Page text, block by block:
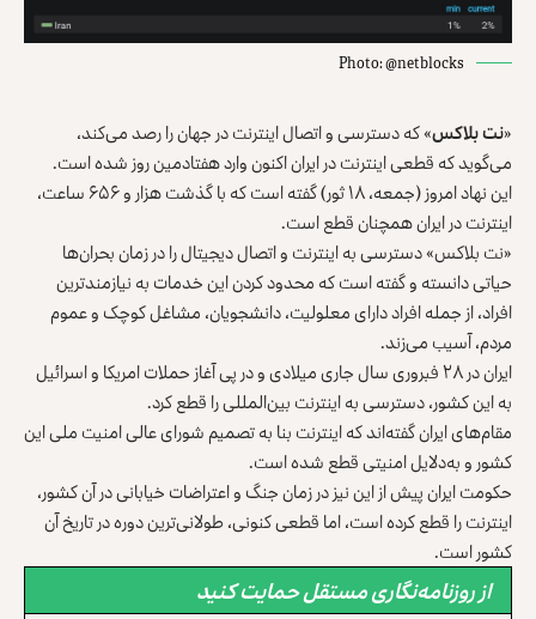
Photo: @netblocks
«نت بلاکس» که دسترسی و اتصال اینترنت در جهان را رصد می‌کند،
می‌گوید که قطعی اینترنت در ایران اکنون وارد هفتادمین روز شده است.
این نهاد امروز (جمعه، ۱۸ ثور) گفته است که با گذشت هزار و ۶۵۶ ساعت،
اینترنت در ایران همچنان قطع است.
«نت بلاکس» دسترسی به اینترنت و اتصال دیجیتال را در زمان بحران‌ها
حیاتی دانسته و گفته است که محدود کردن این خدمات به نیازمندترین
افراد، از جمله افراد دارای معلولیت، دانشجویان، مشاغل کوچک و عموم
مردم، آسیب می‌زند.
ایران در ۲۸ فبروری سال جاری میلادی و در پی آغاز حملات امریکا و اسرائیل
به این کشور، دسترسی به اینترنت بین‌المللی را قطع کرد.
مقام‌های ایران گفته‌اند که اینترنت بنا به تصمیم شورای عالی امنیت ملی این
کشور و به‌دلایل امنیتی قطع شده است.
حکومت ایران پیش از این نیز در زمان جنگ و اعتراضات خیابانی در آن کشور،
اینترنت را قطع کرده است، اما قطعی کنونی، طولانی‌ترین دوره در تاریخ آن
کشور است.
از روزنامه‌نگاری مستقل حمایت کنید